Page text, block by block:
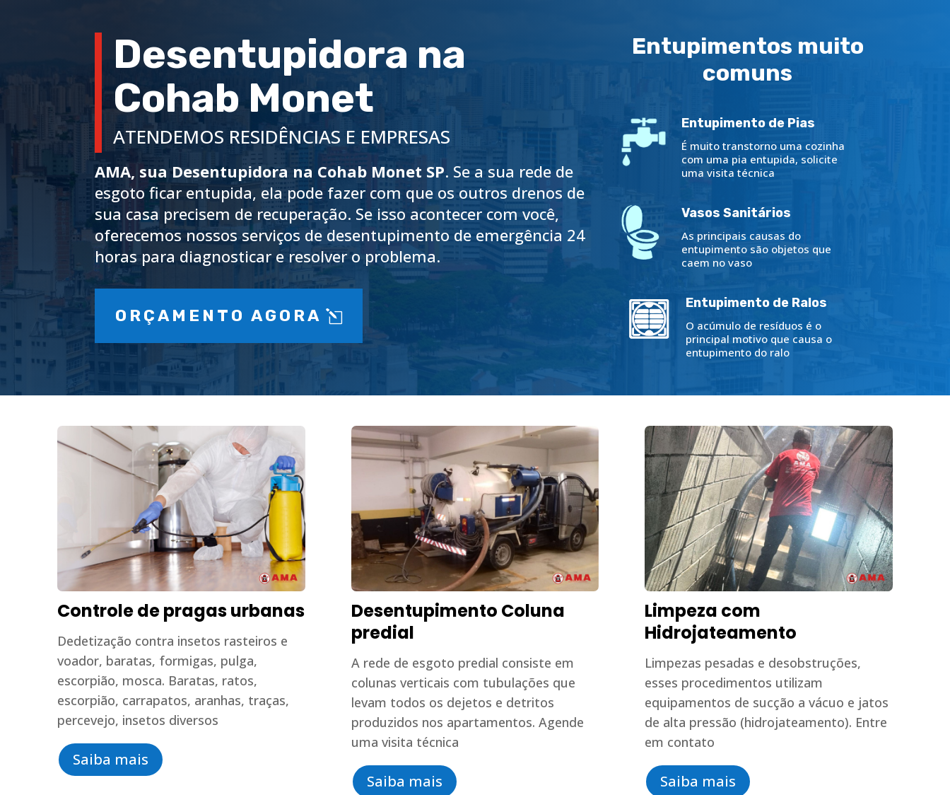
Desentupidora na
Cohab Monet
ATENDEMOS RESIDÊNCIAS E EMPRESAS
AMA, sua Desentupidora na Cohab Monet SP. Se a sua rede de
esgoto ficar entupida, ela pode fazer com que os outros drenos de
sua casa precisem de recuperação. Se isso acontecer com você,
oferecemos nossos serviços de desentupimento de emergência 24
horas para diagnosticar e resolver o problema.
ORÇAMENTO AGORA
Entupimentos muito
comuns
Entupimento de Pias
É muito transtorno uma cozinha
com uma pia entupida, solicite
uma visita técnica
Vasos Sanitários
As principais causas do
entupimento são objetos que
caem no vaso
Entupimento de Ralos
O acúmulo de resíduos é o
principal motivo que causa o
entupimento do ralo
Controle de pragas urbanas
Dedetização contra insetos rasteiros e
voador, baratas, formigas, pulga,
escorpião, mosca. Baratas, ratos,
escorpião, carrapatos, aranhas, traças,
percevejo, insetos diversos
Saiba mais
Desentupimento Coluna
predial
A rede de esgoto predial consiste em
colunas verticais com tubulações que
levam todos os dejetos e detritos
produzidos nos apartamentos. Agende
uma visita técnica
Saiba mais
Limpeza com
Hidrojateamento
Limpezas pesadas e desobstruções,
esses procedimentos utilizam
equipamentos de sucção a vácuo e jatos
de alta pressão (hidrojateamento). Entre
em contato
Saiba mais